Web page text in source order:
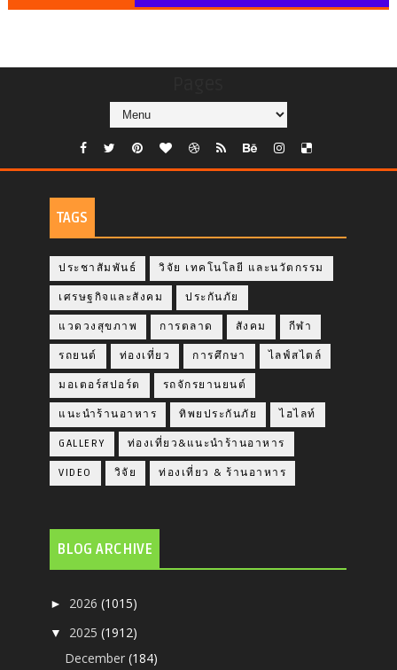
TAGS
ประชาสัมพันธ์ วิจัย เทคโนโลยี และนวัตกรรม
เศรษฐกิจและสังคม ประกันภัย
แวดวงสุขภาพ การตลาด สังคม กีฬา
รถยนต์ ท่องเที่ยว การศึกษา ไลฟ์สไตล์
มอเตอร์สปอร์ต รถจักรยานยนต์
แนะนำร้านอาหาร ทิพยประกันภัย ไฮไลท์
GALLERY ท่องเที่ยว&แนะนำร้านอาหาร
VIDEO วิจัย ท่องเที่ยว & ร้านอาหาร
BLOG ARCHIVE
► 2026(1015)
▼ 2025(1912)
December(184)